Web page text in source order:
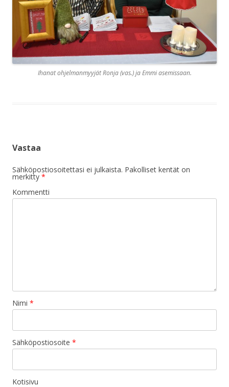
Ihanat ohjelmanmyyjät Ronja (vas.) ja Emmi asemissaan.
Vastaa
Sähköpostiosoitettasi ei julkaista. Pakolliset kentät on
merkitty *
Kommentti
Nimi *
Sähköpostiosoite *
Kotisivu